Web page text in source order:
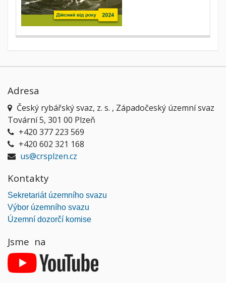
Adresa
Český rybářský svaz, z. s. , Západočeský územní svaz
Tovární 5, 301 00 Plzeň
+420 377 223 569
+420 602 321 168
us@crsplzen.cz
Kontakty
Sekretariát územního svazu
Výbor územního svazu
Územní dozorčí komise
Jsme na